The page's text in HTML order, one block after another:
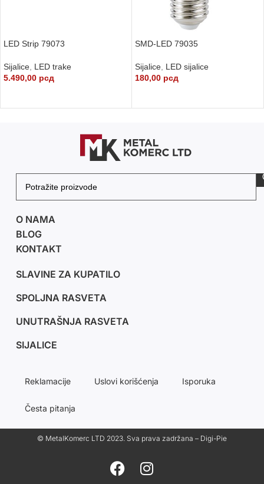
LED Strip 79073
Sijalice, LED trake
5.490,00 рсд
SMD-LED 79035
Sijalice, LED sijalice
180,00 рсд
O NAMA
BLOG
KONTAKT
SLAVINE ZA KUPATILO
SPOLJNA RASVETA
UNUTRAŠNJA RASVETA
SIJALICE
Reklamacije Uslovi korišćenja Isporuka
Česta pitanja
© MetalKomerc LTD 2023. Sva prava zadržana – Digi-Pie